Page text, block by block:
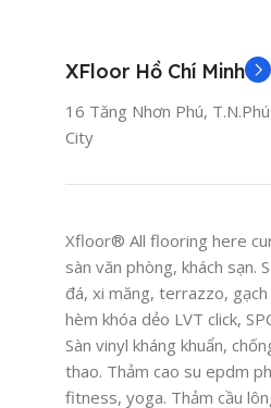
XFloor Hồ Chí Minh
16 Tăng Nhơn Phú,
City
Xfloor® All flooring here
sàn văn phòng, khách sạn.
đá, xi măng, terrazzo, gạch
hèm khóa dẻo LVT click,
Sàn vinyl kháng khuẩn,
thao. Thảm cao su epdm
fitness, yoga. Thảm cầu